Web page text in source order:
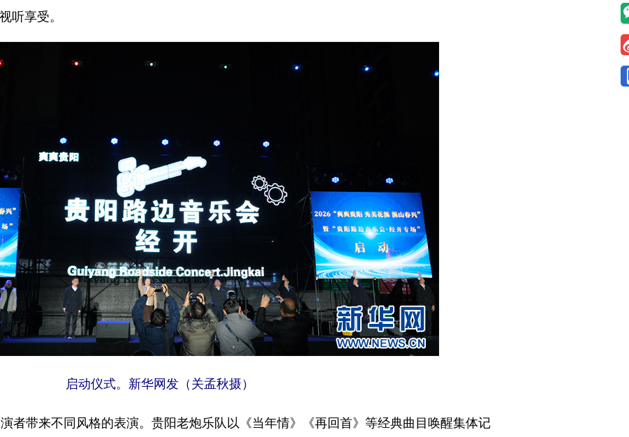
听享受。
启动仪式。新华网发（关孟秋摄）
带来不同风格的表演。贵阳老炮乐队以《当年情》《再回首》等经典曲目唤醒集体记